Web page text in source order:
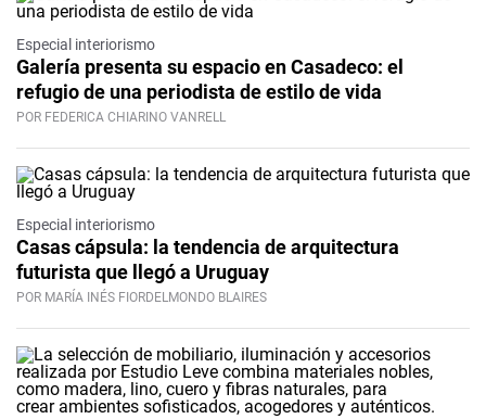
Especial interiorismo
Galería presenta su espacio en Casadeco: el
refugio de una periodista de estilo de vida
POR FEDERICA CHIARINO VANRELL
Especial interiorismo
Casas cápsula: la tendencia de arquitectura
futurista que llegó a Uruguay
POR MARÍA INÉS FIORDELMONDO BLAIRES